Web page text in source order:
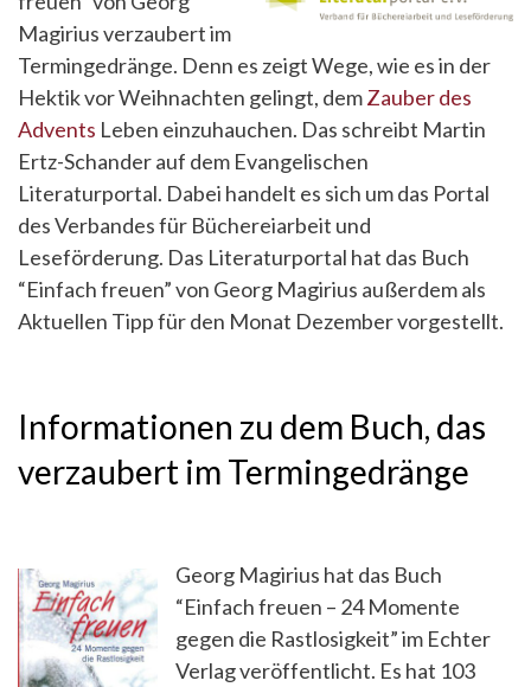
Magirius verzaubert im
Termingedränge. Denn es zeigt Wege, wie es in der
Hektik vor Weihnachten gelingt, demZauber des
Advents Leben einzuhauchen. Das schreibt Martin
Ertz-Schander auf dem Evangelischen
Literaturportal. Dabei handelt es sich um das Portal
des Verbandes für Büchereiarbeit und
Leseförderung. Das Literaturportal hat das Buch
“Einfach freuen” von Georg Magirius außerdem als
Aktuellen Tipp für den Monat Dezember vorgestellt.
Informationen zu dem Buch, das
verzaubert im Termingedränge
Georg Magirius hat das Buch
“Einfach freuen – 24 Momente
gegen die Rastlosigkeit” im Echter
Verlag veröffentlicht. Es hat 103